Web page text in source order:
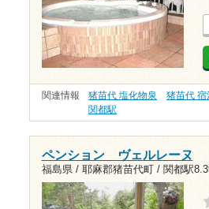
関連情報 猪苗代 塩化物泉 猪苗代 宿
関都駅
ペンション ヴェルレーヌ
福島県 / 耶麻郡猪苗代町 / 関都駅